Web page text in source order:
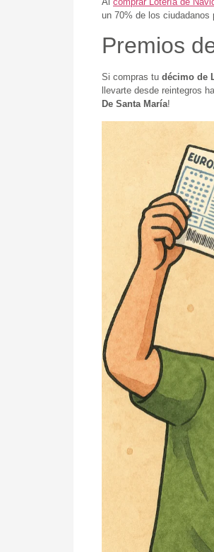
un 70% de los
Premios
Si compras tu décimo de
llevarte desde reintegros
De Santa María!